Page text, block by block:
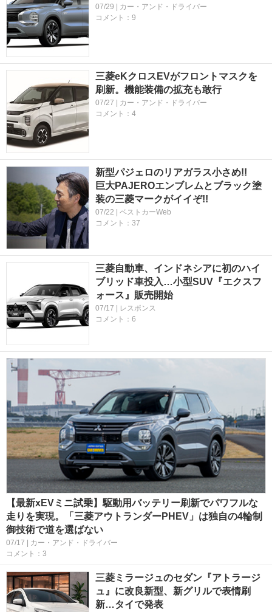
07/29 | カー・アンド・ドライバー
コメント：9
三菱eKクロスEVがフロントマスクを
刷新。機能装備の拡充も敢行
07/27 | カー・アンド・ドライバー
コメント：4
新型パジェロのリアガラス小さめ!!
巨大PAJEROエンブレムとブラック塗
装の三菱マークがイイぞ!!
07/22 | ベストカーWeb
コメント：37
三菱自動車、インドネシアに初のハイ
ブリッド車投入…小型SUV『エクスフ
ォース』販売開始
07/17 | レスポンス
コメント：6
【最新xEVミニ試乗】駆動用バッテリー刷新でパワフルな
走りを実現。「三菱アウトランダーPHEV」は独自の4輪制
御技術で道を選ばない
07/17 | カー・アンド・ドライバー
コメント：3
三菱ミラージュのセダン『アトラージ
ュ』に改良新型、新グリルで表情刷
新…タイで発表